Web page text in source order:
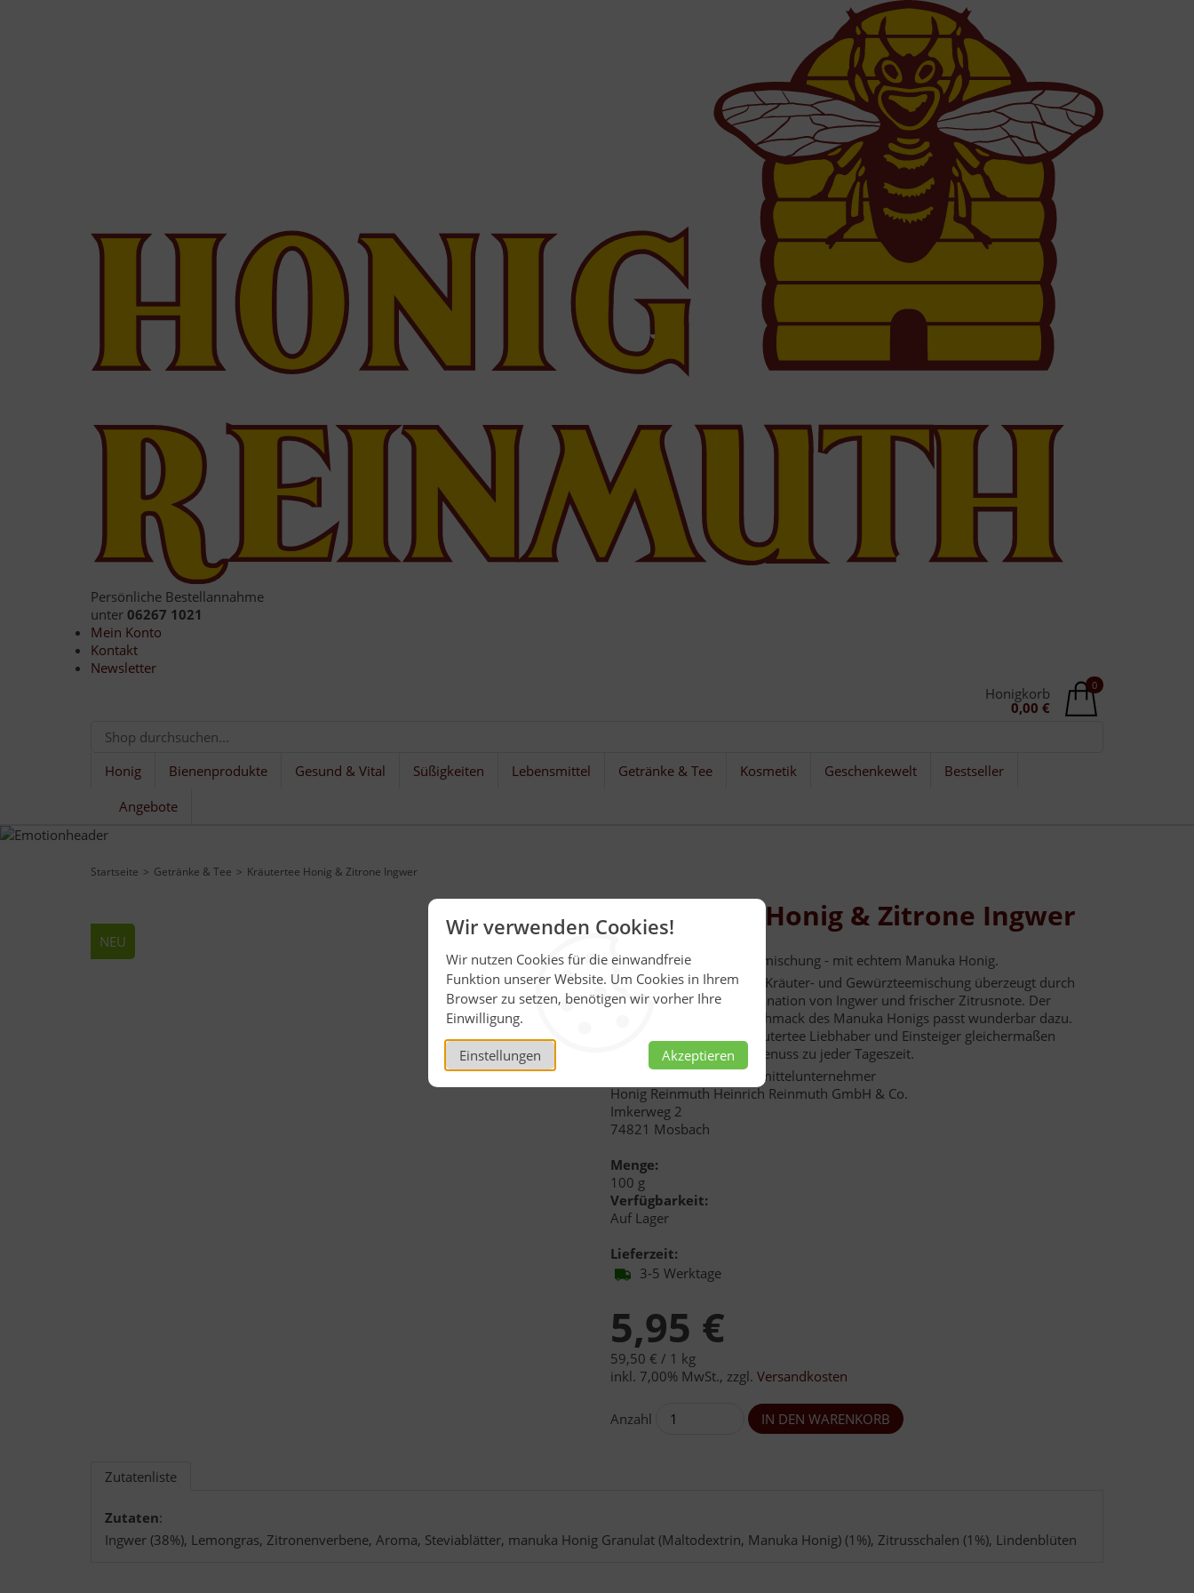
Wir verwenden Cookies!
Wir nutzen Cookies für die einwandfreie
Funktion unserer Website. Um Cookies in Ihrem
Browser zu setzen, benötigen wir vorher Ihre
Einwilligung.
Einstellungen Akzeptieren
Persönliche Bestellannahme
unter 06267 1021
Mein Konto
Kontakt
Newsletter
0
Honigkorb
0,00 €
Honig Bienenprodukte Gesund & Vital Süßigkeiten Lebensmittel Getränke & Tee Kosmetik Geschenkewelt
Bestseller
Angebote
Startseite Getränke & Tee Kräutertee Honig & Zitrone Ingwer
NEU
Kräutertee Honig & Zitrone Ingwer
Aromatisierte Kräuterteemischung - mit echtem Manuka Honig.
Diese wohlschmeckende Kräuter- und Gewürzteemischung überzeugt durch
eine ausgewogene Kombination von Ingwer und frischer Zitrusnote. Der
aromatisch-würzige Geschmack des Manuka Honigs passt wunderbar dazu.
Dieser Tee wird auch Kräutertee Liebhaber und Einsteiger gleichermaßen
überzeugen und ist ein Genuss zu jeder Tageszeit.
Verantwortlicher Lebensmittelunternehmer
Honig Reinmuth Heinrich Reinmuth GmbH & Co.
Imkerweg 2
74821 Mosbach
Menge:
100 g
Verfügbarkeit:
Auf Lager
Lieferzeit:
3-5 Werktage
5,95 €
59,50 € / 1 kg
inkl. 7,00% MwSt., zzgl. Versandkosten
Anzahl
Zutatenliste
Zutaten:
Ingwer (38%), Lemongras, Zitronenverbene, Aroma, Steviablätter, manuka Honig Granulat (Maltodextrin, Manuka Honig) (1%), Zitrusschalen (1%), Lindenblüten